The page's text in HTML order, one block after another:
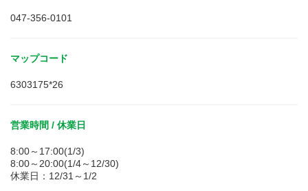
047-356-0101
マップコード
6303175*26
営業時間 / 休業日
8:00～17:00(1/3)
8:00～20:00(1/4～12/30)
休業日：12/31～1/2